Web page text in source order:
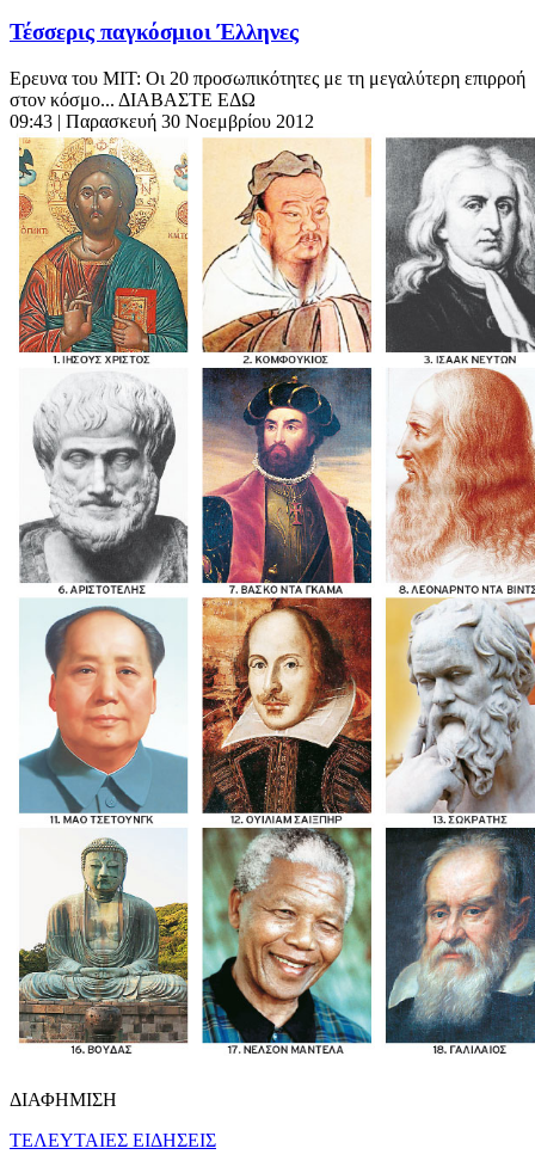
Τέσσερις παγκόσμιοι Έλληνες
Ερευνα του ΜΙΤ: Οι 20 προσωπικότητες με τη μεγαλύτερη επιρροή
στον κόσμο... ΔΙΑΒΑΣΤΕ ΕΔΩ
09:43 | Παρασκευή 30 Νοεμβρίου 2012
ΔΙΑΦΗΜΙΣΗ
ΤΕΛΕΥΤΑΙΕΣ ΕΙΔΗΣΕΙΣ